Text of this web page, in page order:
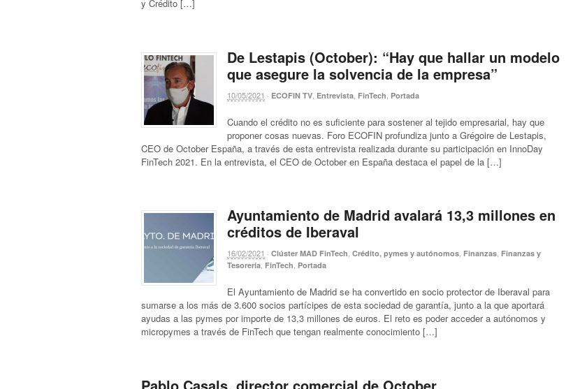
y Crédito […]
De Lestapis (October): “Hay que hallar un modelo
que asegure la solvencia de la empresa”
10/05/2021 · ECOFIN TV Entrevista FinTech Portada
Cuando el crédito no es suficiente para sostener al tejido empresarial, hay que
proponer cosas nuevas. Foro ECOFIN profundiza junto a Grégoire de Lestapis,
CEO de October España, a través de esta entrevista realizada durante su participación en InnoDay
FinTech 2021. En la entrevista, el CEO de October en España destaca el papel de la […]
Ayuntamiento de Madrid avalará 13,3 millones en
créditos de Iberaval
16/02/2021 · Clúster MAD FinTech, Crédito, pymes y autónomos, Finanzas, Finanzas y
Tesorería, FinTech, Portada
El Ayuntamiento de Madrid se ha convertido en socio protector de Iberaval para
sumarse a los más de 3.600 socios partícipes de esta sociedad de garantía, junto a la que aportará
ayudas a las pymes por importe de 13,3 millones de euros. El reto es poder acceder a autónomos y
micropymes a través de FinTech que tengan realmente conocimiento […]